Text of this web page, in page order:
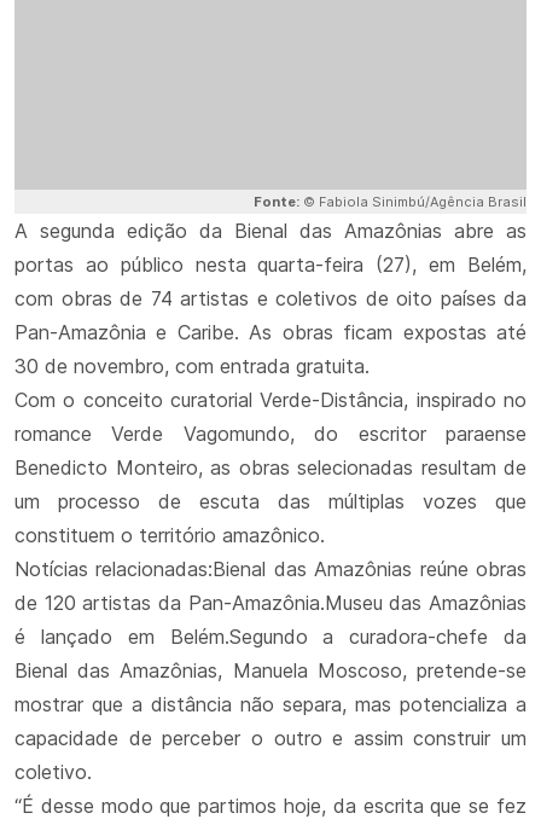
Fonte: © Fabiola Sinimbú/Agência Brasil
A segunda edição da Bienal das Amazônias abre as
portas ao público nesta quarta-feira (27), em Belém,
com obras de 74 artistas e coletivos de oito países da
Pan-Amazônia e Caribe. As obras ficam expostas até
30 de novembro, com entrada gratuita.
Com o conceito curatorial Verde-Distância, inspirado no
romance Verde Vagomundo, do escritor paraense
Benedicto Monteiro, as obras selecionadas resultam de
um processo de escuta das múltiplas vozes que
constituem o território amazônico.
Notícias relacionadas:Bienal das Amazônias reúne obras
de 120 artistas da Pan-Amazônia.Museu das Amazônias
é lançado em Belém.Segundo a curadora-chefe da
Bienal das Amazônias, Manuela Moscoso, pretende-se
mostrar que a distância não separa, mas potencializa a
capacidade de perceber o outro e assim construir um
coletivo.
“É desse modo que partimos hoje, da escrita que se fez